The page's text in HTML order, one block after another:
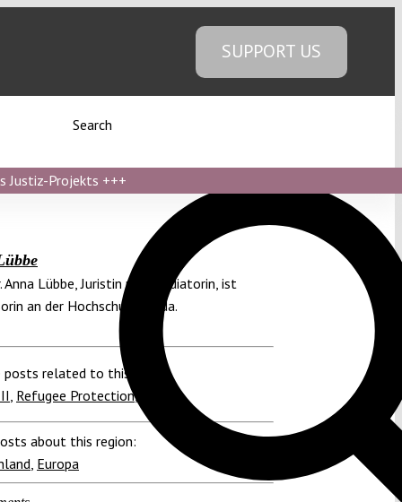
SUPPORT US
Search
Justiz-Projekts +++
Anna Lübbe, Juristin und Mediatorin, ist
an der Hochschule Fulda.
posts related to this:
Refugee Protection, asylum
about this region:
Europa